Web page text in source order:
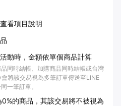
看項目說明
動時，金額依單個商品計算
同時結帳、加購商品同時結帳或台灣
將該交易視為多筆訂單傳送至LINE
一筆訂單。
的商品，其該交易將不被視為